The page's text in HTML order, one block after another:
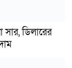
সার, ডিলারের